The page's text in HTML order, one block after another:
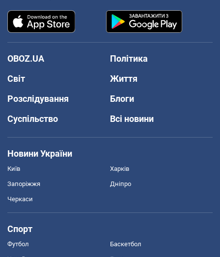
OBOZ.UA
Політика
Світ
Життя
Розслідування
Блоги
Суспільство
Всі новини
Новини України
Київ Харків
Запоріжжя Дніпро
Черкаси
Спорт
Футбол Баскетбол